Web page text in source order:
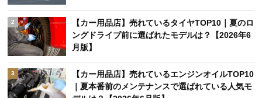
2
【カー用品店】売れているタイヤTOP10｜夏のロ
ングドライブ前に選ばれたモデルは？【2026年6
月版】
3
【カー用品店】売れているエンジンオイルTOP10
｜夏本番前のメンテナンスで選ばれている人気モ